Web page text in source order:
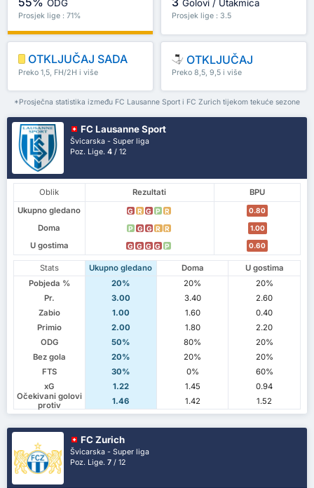
ODG
Prosjek lige : 71%
Golovi / Utakmica
Prosjek lige : 3.5
OTKLJUČAJ SADA
Preko 1,5, FH/2H i više
OTKLJUČAJ
Preko 8,5, 9,5 i više
*Prosječna statistika između FC Lausanne Sport i FC Zurich tijekom tekuće sezone
FC Lausanne Sport
Švicarska - Super liga
Poz. Lige.4 / 12
Oblik Rezultati
BPU
Ukupno gledano
G R G P R 0.80
Doma P G G R R 1.00
U gostima G G G G P 0.60
Stats Ukupno gledano Doma
U gostima
Pobjeda %
20% 20%
20%
Pr.
3.00 3.40
2.60
Zabio
1.00 1.60
0.40
Primio
2.00 1.80
2.20
ODG
50% 80%
20%
Bez gola
20% 20%
20%
FTS
30% 0%
60%
xG
1.22 1.45
0.94
Očekivani golovi
protiv
1.46 1.42 1.52
FC Zurich
Švicarska - Super liga
Poz. Lige.7 / 12